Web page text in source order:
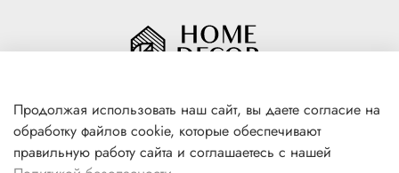
+7(996) 316 00 81
г. Якутск, ул. Лермонтова 102
Продолжая использовать наш сайт, вы даете согласие на
обработку файлов cookie, которые обеспечивают
правильную работу сайта и соглашаетесь с нашей